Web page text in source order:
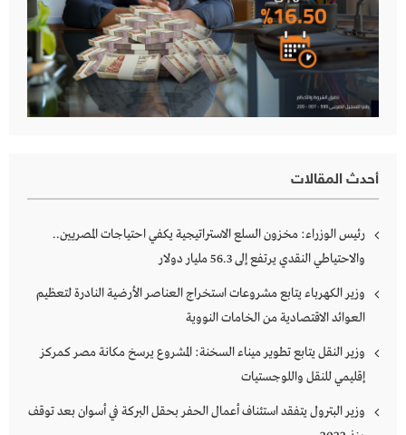
أحدث المقالات
رئيس الوزراء: مخزون السلع الاستراتيجية يكفي احتياجات المصريين..
والاحتياطي النقدي يرتفع إلى 56.3 مليار دولار
وزير الكهرباء يتابع مشروعات استخراج العناصر الأرضية النادرة لتعظيم
العوائد الاقتصادية من الخامات النووية
وزير النقل يتابع تطوير ميناء السخنة: المشروع يرسخ مكانة مصر كمركز
إقليمي للنقل واللوجستيات
وزير البترول يتفقد استئناف أعمال الحفر بحقل البركة في أسوان بعد توقف